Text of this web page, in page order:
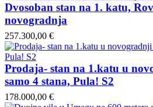
Dvosoban stan na 1. katu,
novogradnja
257.300,00 €
Prodaja- stan na 1.katu u
samo 4 stana, Pula! S2
178.000,00 €